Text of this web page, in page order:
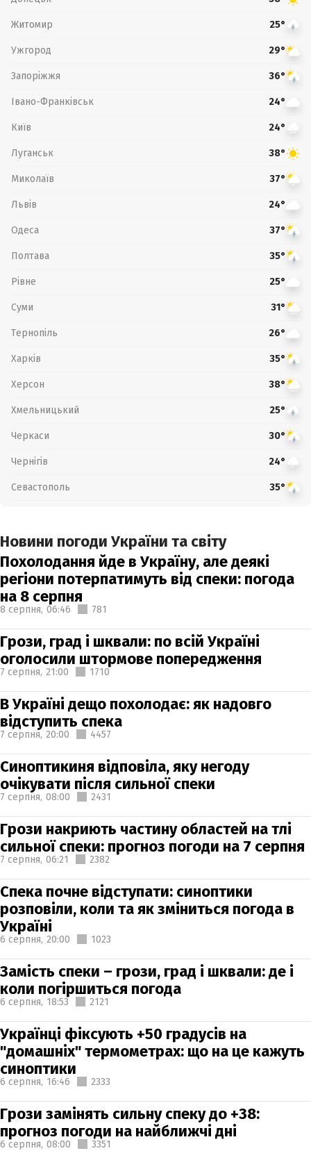
Житомир 25°
Ужгород 29°
Запоріжжя 36°
Івано-Франківськ 24°
Київ 24°
Луганськ 38°
Миколаїв 37°
Львів 24°
Одеса 37°
Полтава 35°
Рівне 25°
Суми 31°
Тернопіль 26°
Харків 35°
Херсон 38°
Хмельницький 25°
Черкаси 30°
Чернігів 24°
Севастополь 35°
Новини погоди України та світу
Похолодання йде в Україну, але деякі
регіони потерпатимуть від спеки: погода
на 8 серпня
8 серпня, 06:46 781
Грози, град і шквали: по всій Україні
оголосили штормове попередження
7 серпня, 21:00 1710
В Україні дещо похолодає: як надовго
відступить спека
7 серпня, 20:00 4457
Синоптикиня відповіла, яку негоду
очікувати після сильної спеки
7 серпня, 08:00 2431
Грози накриють частину областей на тлі
сильної спеки: прогноз погоди на 7 серпня
7 серпня, 06:21 2382
Спека почне відступати: синоптики
розповіли, коли та як зміниться погода в
Україні
6 серпня, 20:00 1023
Замість спеки – грози, град і шквали: де і
коли погіршиться погода
6 серпня, 18:53 2121
Українці фіксують +50 градусів на
"домашніх" термометрах: що на це кажуть
синоптики
6 серпня, 16:46 2333
Грози замінять сильну спеку до +38:
прогноз погоди на найближчі дні
6 серпня, 08:00 3351